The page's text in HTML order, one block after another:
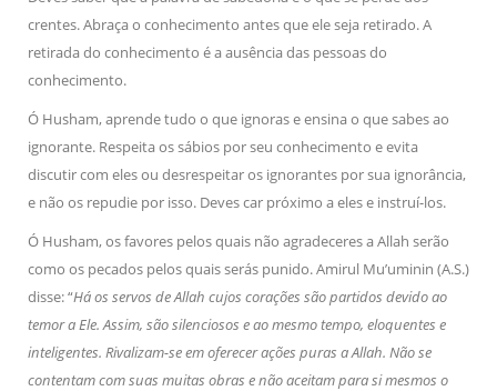
crentes. Abraça o conhecimento antes que ele seja retirado. A
retirada do conhecimento é a ausência das pessoas do
conhecimento.
Ó Husham, aprende tudo o que ignoras e ensina o que sabes ao
ignorante. Respeita os sábios por seu conhecimento e evita
discutir com eles ou desrespeitar os ignorantes por sua ignorância,
e não os repudie por isso. Deves car próximo a eles e instruí-los.
Ó Husham, os favores pelos quais não agradeceres a Allah serão
como os pecados pelos quais serás punido. Amirul Mu’uminin (A.S.)
disse: “Há os servos de Allah cujos corações são partidos devido ao
temor a Ele. Assim, são silenciosos e ao mesmo tempo, eloquentes e
inteligentes. Rivalizam-se em oferecer ações puras a Allah. Não se
contentam com suas muitas obras e não aceitam para si mesmos o